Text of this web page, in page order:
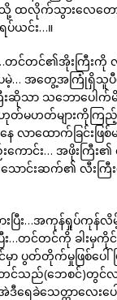
သို့ ထလိုက်သွားလေတေ
ယင်း…။
င်တင်၏အိုးကြီးကို လိ
အတွေ့အကြုံရှိသူပီပီ
ြီးဆိုသာ သဘောပေ
မဟတ်များကိုကြည့်
ောက်ခြင်းဖြစ်မ
ကောင်း… အဖိုးကြီ
ောင်းဆက်၏ လီးက
ြီး…အကုန်ရှုပ်ကုန်လိ
း…တင်တင်ကို ခါးမှ
တိုက်မှုဖြစ်ပေါ်ပ
င်တင်သည်(ဘေစင်)
ေခဲသေတ္တာလေးပ